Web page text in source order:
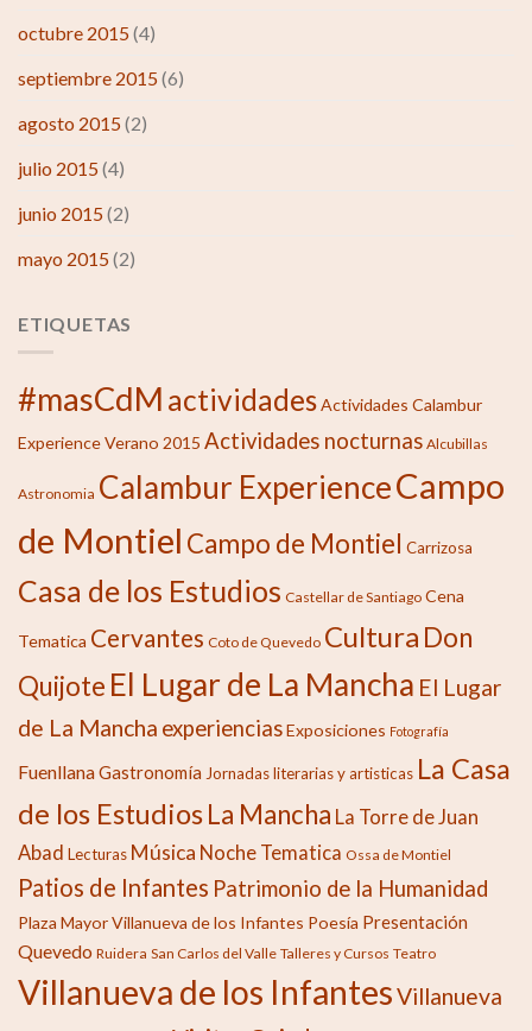
octubre 2015(4)
septiembre 2015(6)
agosto 2015(2)
julio 2015(4)
junio 2015(2)
mayo 2015(2)
ETIQUETAS
#masCdM actividadesActividades Calambur
Experience Verano 2015 Actividades nocturnas Alcubillas
Astronomia Calambur ExperienceCampo
de Montiel Campo de Montiel Carrizosa
Casa de los Estudios Castellar de Santiago Cena
Tematica Cervantes Coto de Quevedo Cultura Don
Quijote El Lugar de La Mancha El Lugar
de La Mancha experienciasExposiciones Fotografía
FuenllanaGastronomía Jornadas literarias y artisticas La Casa
de los EstudiosLa Mancha La Torre de Juan
Abad Lecturas Música Noche Tematica Ossa de Montiel
Patios de Infantes Patrimonio de la Humanidad
Plaza Mayor Villanueva de los Infantes Poesía Presentación
Quevedo Ruidera San Carlos del Valle Talleres y Cursos Teatro
Villanueva de los InfantesVillanueva